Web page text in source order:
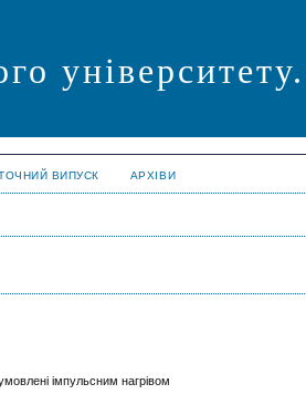
ВИПУСК АРХІВИ
імпульсним нагрівом